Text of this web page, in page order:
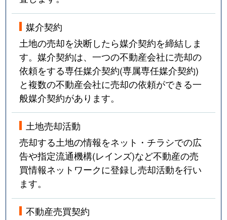
媒介契約
土地の売却を決断したら媒介契約を締結しま
す。媒介契約は、一つの不動産会社に売却の
依頼をする専任媒介契約(専属専任媒介契約)
と複数の不動産会社に売却の依頼ができる一
般媒介契約があります。
土地売却活動
売却する土地の情報をネット・チラシでの広
告や指定流通機構(レインズ)など不動産の売
買情報ネットワークに登録し売却活動を行い
ます。
不動産売買契約